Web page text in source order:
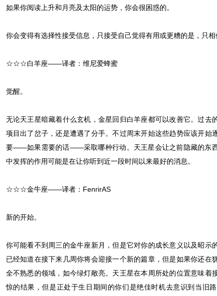
如果你阅读上升和月亮及太阳的运势，你会很困惑的。
你会变得有选择性接受信息，只接受自己觉得有用或更糟的是，只相
☆☆☆白羊座——译者：维尼爱蜂蜜
觉醒。
无论天王星暗藏着什么玄机，金星回归白羊座都可以改善它。过去
项目出了岔子，还是遭遇了分手。不过周末开始这些趋势应该开始
要——如果需要的话——采取哪种行动。天王星会让之前隐藏的东
中发挥的作用可能是在让你听到近一段时间以来最好的消息。
☆☆☆金牛座——译者：FenrirAS
新的开始。
你可能看不到周三的金牛座新月，但是它对你的成长意义以及昭示
已经知道在接下来几周你将会迎接一个新的篇章，但是如果你还在
全不熟悉的领域，如今绿灯敞亮。天王星在本周所处的位置意味着
惊的结果，但是正处于生日期间的你们是绝佳时机去意识到当旧